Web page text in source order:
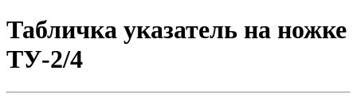
Табличка указатель на ножке
ТУ-2/4